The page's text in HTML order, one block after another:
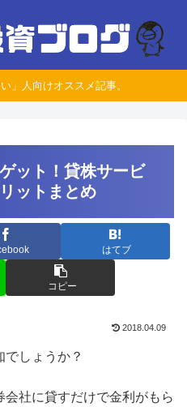
」人向けオススメ記事。
ット！貸株サービ
ットまとめ
はてブ
コピー
2018.04.09
でしょうか？
社に貸すだけで金利がもら